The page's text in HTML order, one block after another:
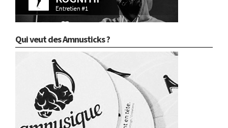
Qui veut des Amnusticks ?